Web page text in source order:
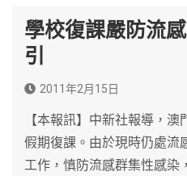
學校復課嚴防流
引
2011年2月15日
【本報訊】中新社報導，
假期復課。由於現時仍處流
工作，慎防流感群集性感染